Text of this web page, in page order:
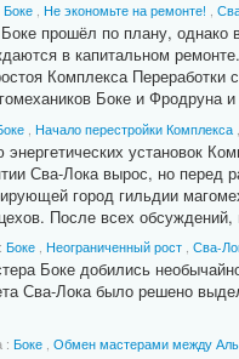
Боке, Не экономьте на ремонте! ,
прошёл по плану, однако
в капитальном
Комплекса Переработки
Боке и Фродруна
, Начало перестройки Комплекса
установок
Сва-Лока вырос, но перед
город гильдии
После всех
: Боке, Неограниченный рост, Сва-
Боке добились
Сва-Лока было решено
: Боке, Обмен мастерами между